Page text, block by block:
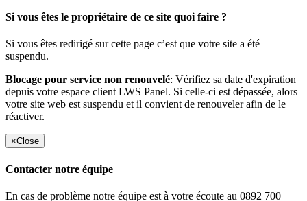
Si vous êtes le propriétaire de ce site quoi faire ?
Si vous êtes redirigé sur cette page c’est que votre site a été
suspendu.
Blocage pour service non renouvelé: Vérifiez sa date d'expiration
depuis votre espace client LWS Panel. Si celle-ci est dépassée, alors
votre site web est suspendu et il convient de renouveler afin de le
réactiver.
×Close
Contacter notre équipe
En cas de problème notre équipe est à votre écoute au 0892 700